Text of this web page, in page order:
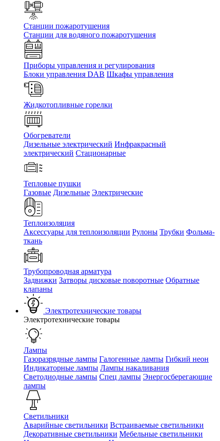
Станции пожаротушения
Станции для водяного пожаротушения
Приборы управления и регулирования
Блоки управления DAB Шкафы управления
Жидкотопливные горелки
Обогреватели
Дизельные электрический Инфракрасный
электрический Стационарные
Тепловые пушки
Газовые Дизельные Электрические
Теплоизоляция
Аксессуары для теплоизоляции Рулоны Трубки Фольма-
ткань
Трубопроводная арматура
Задвижки Затворы дисковые поворотные Обратные
клапаны
Электротехнические товары
Электротехнические товары
Лампы
Газоразрядные лампы Галогенные лампы Гибкий неон
Индикаторные лампы Лампы накаливания
Светодиодные лампы Спец лампы Энергосберегающие
лампы
Светильники
Аварийные светильники Встраиваемые светильники
Декоративные светильники Мебельные светильники